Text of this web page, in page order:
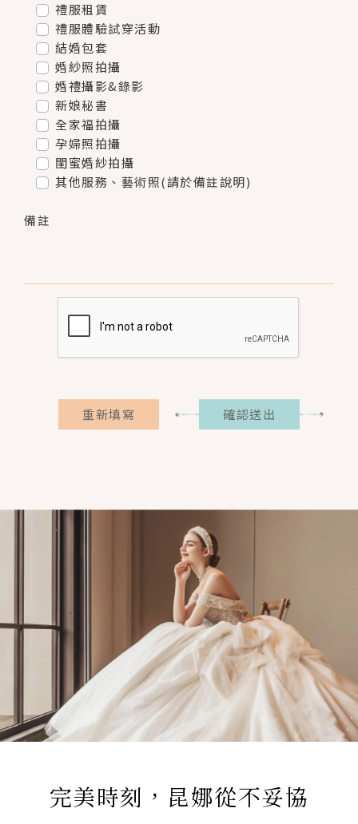
禮服租賃
禮服體驗試穿活動
結婚包套
婚紗照拍攝
婚禮攝影&錄影
新娘秘書
全家福拍攝
孕婦照拍攝
閨蜜婚紗拍攝
其他服務、藝術照(請於備註說明)
備註
重新填寫 確認送出
完美時刻，昆娜從不妥協